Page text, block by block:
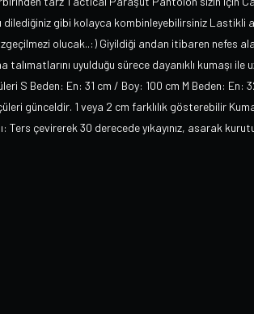
gibi kolayca kombinleyebilirsiniz Lastikli
olucak..:) Giyildiği andan itibaren nefes
uyulduğu sürece dayanıklı kumaşı ile
S Beden: En: 31 cm / Boy: 100 cm M Beden: En:
günceldir. 1 veya 2 cm farklılık gösterebilir
çevirerek 30 derecede yıkayınız, asarak